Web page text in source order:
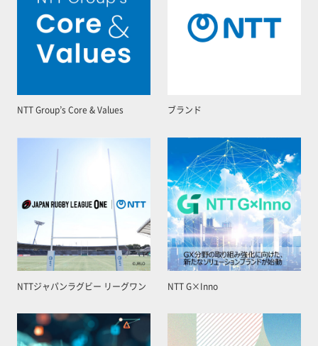
NTT Group’s Core & Values ブランド
NTTジャパンラグビー リーグワン NTT G×Inno